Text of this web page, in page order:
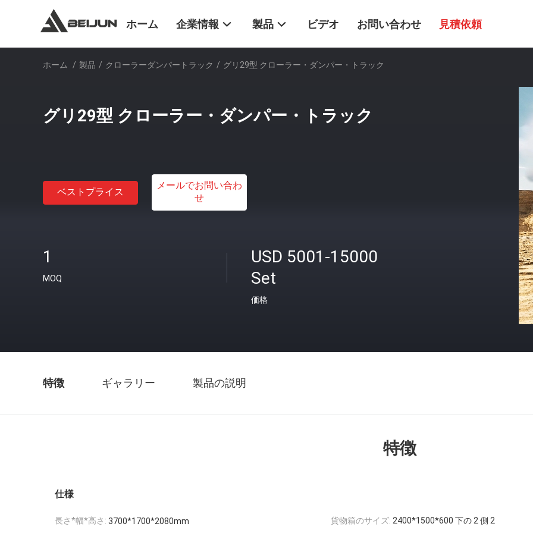
ホーム 企業情報 製品 ビデオ お問い合わせ 見積依頼
ホーム / 製品 / クローラーダンパートラック / グリ29型 クローラー・ダンパー・トラック
グリ29型 クローラー・ダンパー・トラック
ベストプライス
メールでお問い合わ
せ
1
MOQ
USD 5001-15000
Set
価格
特徴 ギャラリー 製品の説明
特徴
仕様
長さ*幅*高さ: 3700*1700*2080mm 貨物箱のサイズ: 2400*1500*600 下の 2 側 2